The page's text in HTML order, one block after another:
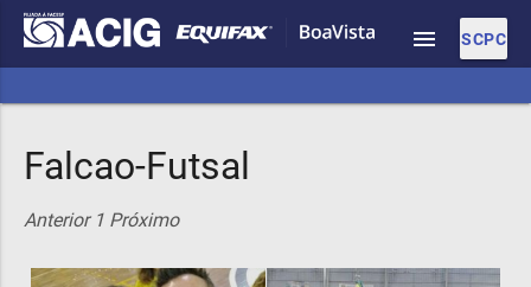
SCPC
menu
Falcao-Futsal
Anterior 1 Próximo